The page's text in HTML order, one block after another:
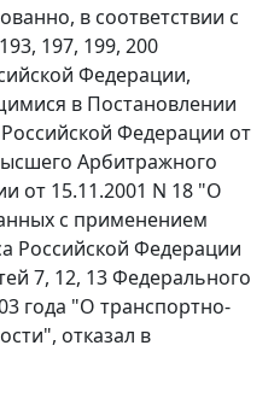
в соответствии с
, 197, 199, 200
Федерации,
в Постановлении
Федерации от
Арбитражного
от 15.11.2001 N 18 "О
с применением
Российской Федерации
7, 12, 13Федерального
года "О транспортно-
отказал в